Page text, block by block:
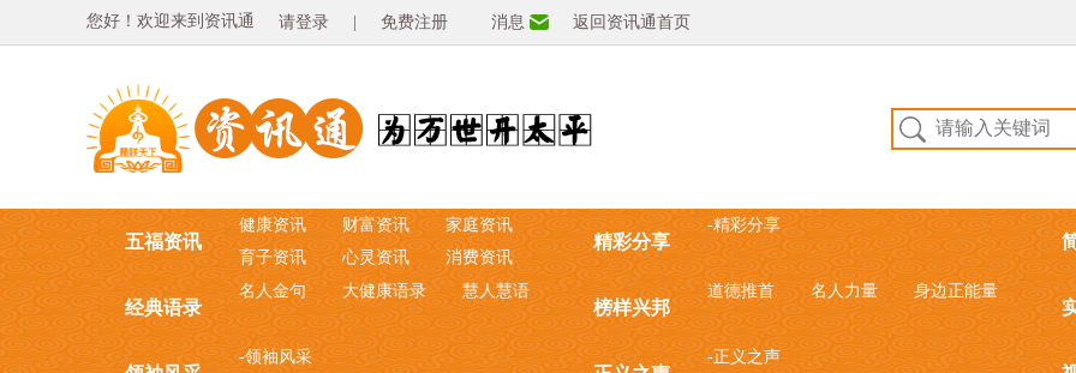
您好！欢迎来到资讯通 请登录 免费注册 消息 返回资讯通首页
五福资讯
健康资讯 财富资讯
家庭资讯
育子资讯
心灵资讯 消费资讯
精彩分享
-精彩分享
经典语录
名人金句 大健康语录 慧人慧语
榜样兴邦
道德推首 名人力量 身边正能量
-领袖风采 -正义之声